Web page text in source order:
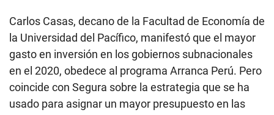
Carlos Casas, decano de la Facultad de Economía de
la Universidad del Pacífico, manifestó que el mayor
gasto en inversión en los gobiernos subnacionales
en el 2020, obedece al programa Arranca Perú. Pero
coincide con Segura sobre la estrategia que se ha
usado para asignar un mayor presupuesto en las